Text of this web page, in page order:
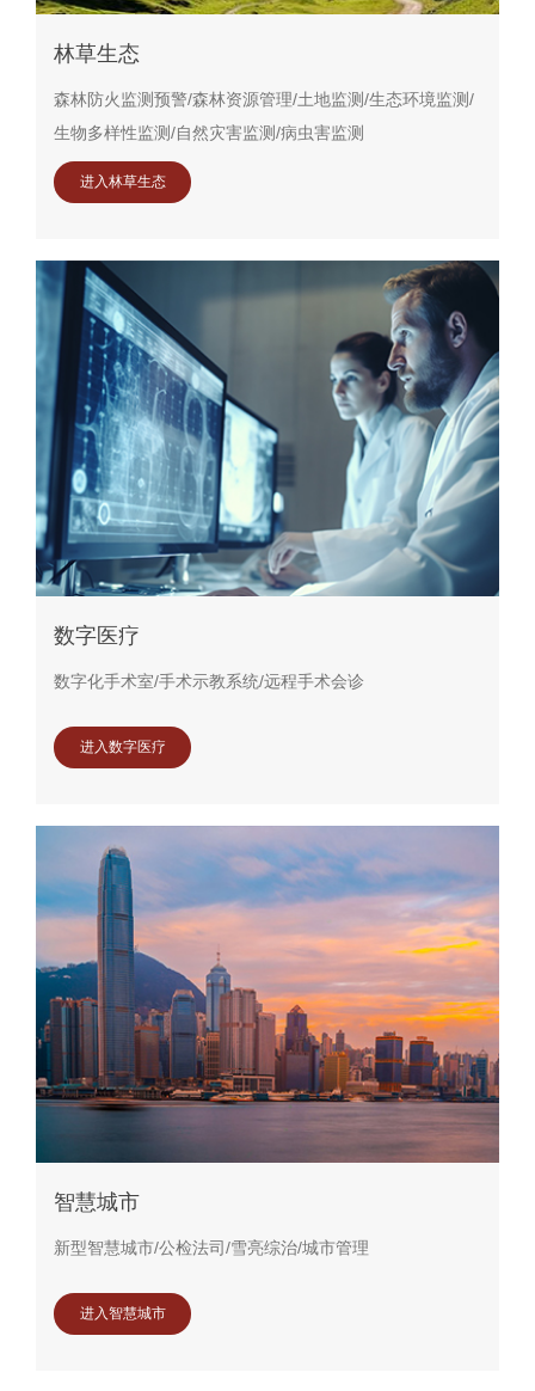
林草生态
森林防火监测预警/森林资源管理/土地监测/生态环境监测/
生物多样性监测/自然灾害监测/病虫害监测
进入林草生态
数字医疗
数字化手术室/手术示教系统/远程手术会诊
进入数字医疗
智慧城市
新型智慧城市/公检法司/雪亮综治/城市管理
进入智慧城市